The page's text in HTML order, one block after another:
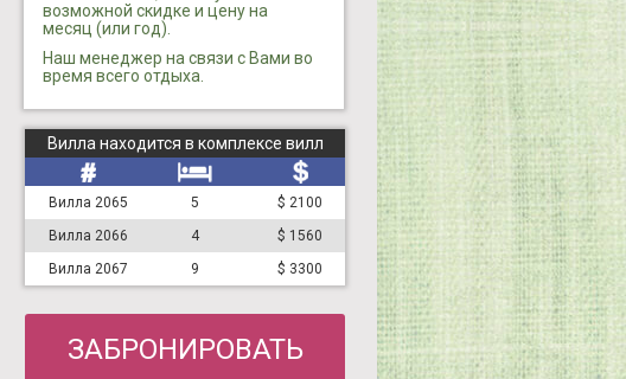
возможной скидке и цену на
месяц (или год).
Наш менеджер на связи с Вами во
время всего отдыха.
Вилла находится в комплексе вилл
Вилла 2065 5
$ 2100
Вилла 2066
4
$ 1560
Вилла 2067
9 $ 3300
ЗАБРОНИРОВАТЬ